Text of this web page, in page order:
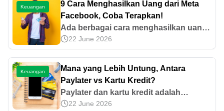
Keuangan
9 Cara Menghasilkan Uang dari Meta
Facebook, Coba Terapkan!
Ada berbagai cara menghasilkan uang
dari Meta Facebook, seperti monetisasi
konten video dan buka jasa digital.
Simak selengkapnya di sini!
22 June 2026
Keuangan
Mana yang Lebih Untung, Antara
Paylater vs Kartu Kredit?
Paylater dan kartu kredit adalah
layanan finansial yang memudahkan
22 June 2026